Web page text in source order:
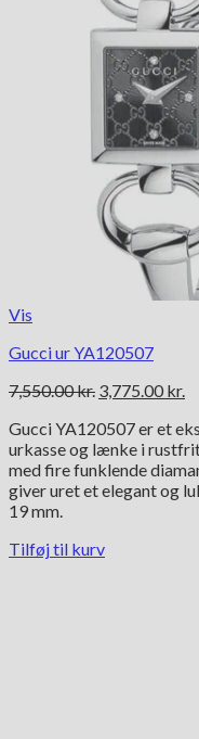
Vis
Gucci ur YA120507
7,550.00kr. Den
pris
var:
7,550.00 kr..
3,775.00 kr.
Gucci YA120507 er et
urkasse og lænke i
med fire funklende
giver uret et elegant og
19 mm.
Tilføj til kurv